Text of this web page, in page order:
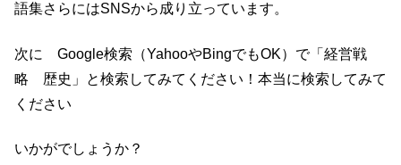
語集さらにはSNSから成り立っています。
次に Google検索（YahooやBingでもOK）で「経営戦
略 歴史」と検索してみてください！本当に検索してみて
ください
いかがでしょうか？